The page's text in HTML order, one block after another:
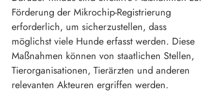
Förderung der Mikrochip-Registrierung
erforderlich, um sicherzustellen, dass
möglichst viele Hunde erfasst werden. Diese
Maßnahmen können von staatlichen Stellen,
Tierorganisationen, Tierärzten und anderen
relevanten Akteuren ergriffen werden.